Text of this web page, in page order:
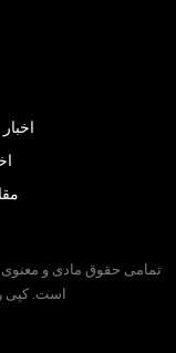
اخبار
اخبار
مقالات
حقوق مادی و معنوی این
است. کپی رایت 2024 | طراحی و توسعه توسط